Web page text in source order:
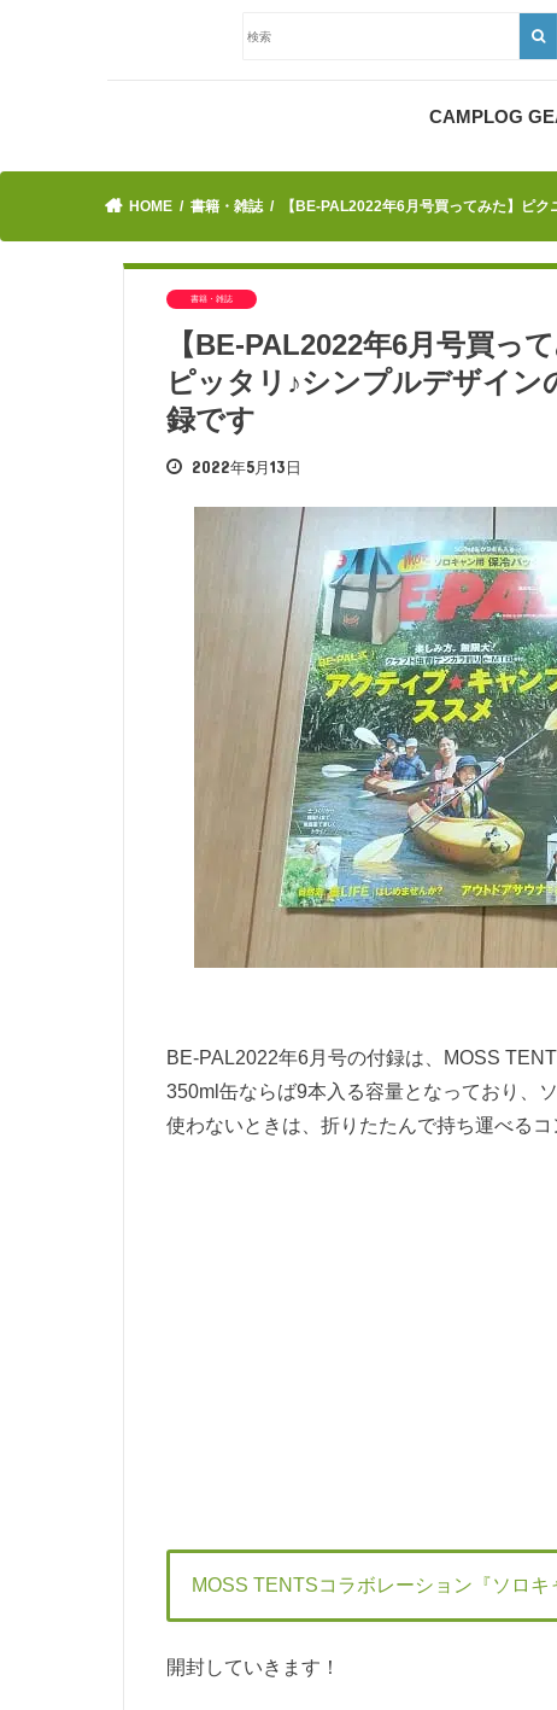
CAMPLOG
HOME 書籍・雑誌 【BE-PAL2022年6月号買ってみた】ピ
書籍・雑誌
【BE-PAL2022年6月号買っ
ピッタリ♪シンプルデザイ
録です
2022年5月13日
BE-PAL2022年6月号の付録は、MOSS
350ml缶ならば9本入る容量となっており、
使わないときは、折りたたんで持ち運べるコ
MOSS TENTSコラボレーション『ソロキ
開封していきます！